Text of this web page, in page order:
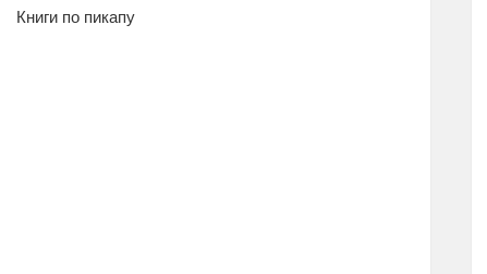
Книги по пикапу